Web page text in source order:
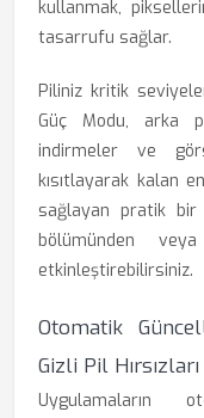
kullanmak,
tasarrufu sağlar.
Piliniz kritik
Güç Modu, arka
indirmeler ve
kısıtlayarak kalan
sağlayan pratik
bölümünden
etkinleştirebilirsiniz.
Otomatik
Gizli Pil Hırsızları